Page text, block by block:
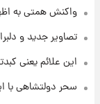
واکنش همتی به
تصاویر جدید و
این علائم یعنی
سحر دولتشاهی با